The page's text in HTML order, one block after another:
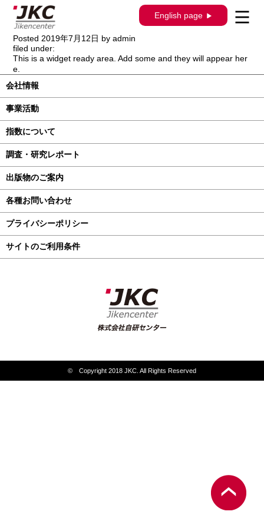
English page
【出版物のご案内】自研センターニュー
ス更新
Posted 2019年7月12日 by admin
filed under:
This is a widget ready area. Add some and they will appear her
e.
会社情報
事業活動
指数について
調査・研究レポート
出版物のご案内
各種お問い合わせ
プライバシーポリシー
サイトのご利用条件
© Copyright 2018 JKC. All Rights Reserved